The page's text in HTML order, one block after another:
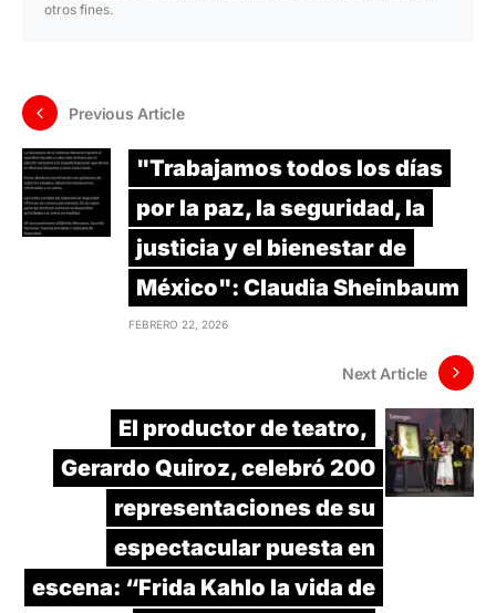
otros fines.
Previous Article
"Trabajamos todos los días
por la paz, la seguridad, la
justicia y el bienestar de
México": Claudia Sheinbaum
FEBRERO 22, 2026
Next Article
El productor de teatro,
Gerardo Quiroz, celebró 200
representaciones de su
espectacular puesta en
escena: “Frida Kahlo la vida de